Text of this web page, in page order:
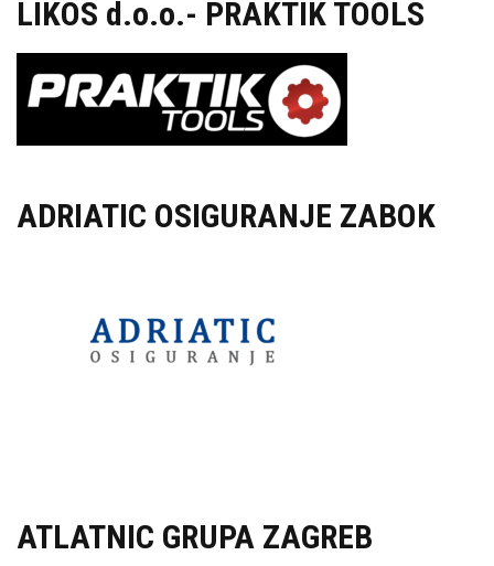
LIKOS d.o.o.- PRAKTIK TOOLS
ADRIATIC OSIGURANJE ZABOK
ATLATNIC GRUPA ZAGREB